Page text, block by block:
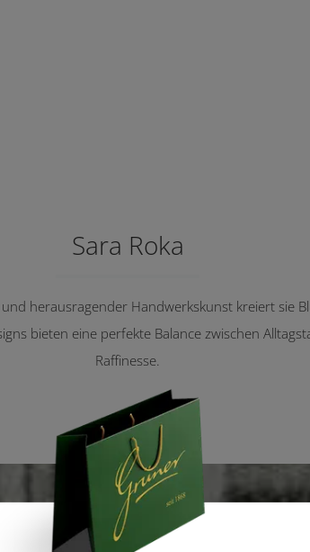
Sara Roka
herausragender Handwerkskunst kreiert sie
bieten eine perfekte Balance zwischen
Raffinesse.